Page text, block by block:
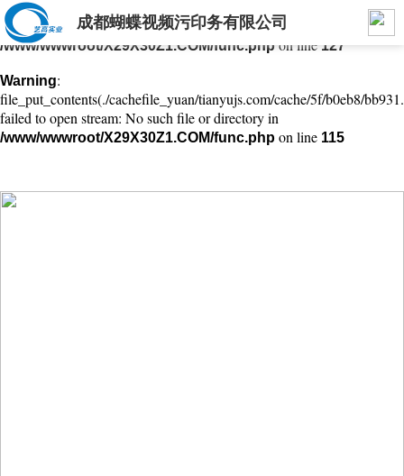
Warning: mkdir(): No space left on device in
/www/wwwroot/X29X30Z1.COM/func.phpon line127
Warning:
file_put_contents(./cachefile_yuan/tianyujs.com/cache/5f/b0eb8/
failed to open stream: No such file or directory in
/www/wwwroot/X29X30Z1.COM/func.php on line 115
成都蝴蝶视频污印务有限公司